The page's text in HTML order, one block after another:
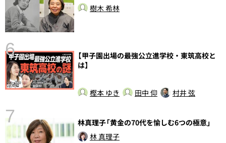
樹木 希林
6
【甲子園出場の最強公立進学校・東筑高校と
は】
樫本 ゆき 田中 仰 村井 弦
7
林真理子「黄金の70代を愉しむ6つの極意」
林 真理子